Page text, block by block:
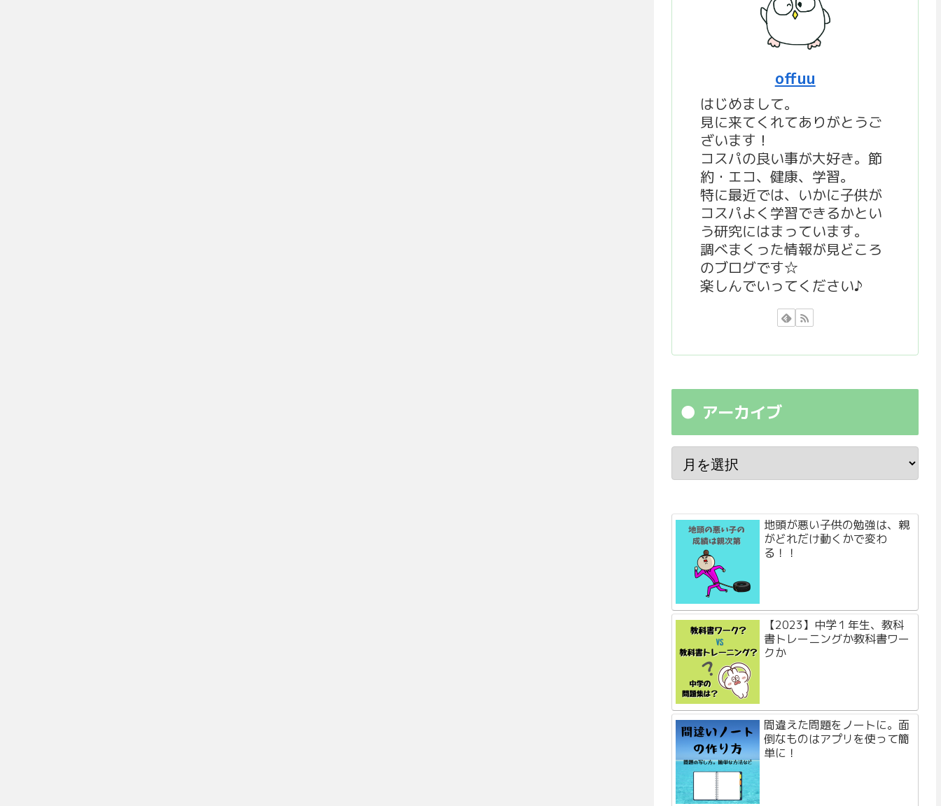
offuu
はじめまして。
見に来てくれてありがとうご
ざいます！
コスパの良い事が大好き。節
約・エコ、健康、学習。
特に最近では、いかに子供が
コスパよく学習できるかとい
う研究にはまっています。
調べまくった情報が見どころ
のブログです☆
楽しんでいってください♪
アーカイブ
地頭が悪い子供の勉強は、親
がどれだけ動くかで変わ
る！！
【2023】中学１年生、教科
書トレーニングか教科書ワー
クか
間違えた問題をノートに。面
倒なものはアプリを使って簡
単に！